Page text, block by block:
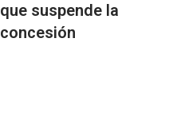
que suspende la
concesión